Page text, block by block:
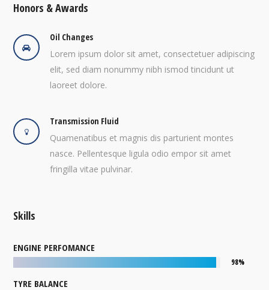
Honors & Awards
Oil Changes
Lorem ipsum dolor sit amet, consectetuer adipiscing
elit, sed diam nonummy nibh ismod tincidunt ut
laoreet dolore.
Transmission Fluid
Quamenatibus et magnis dis parturient montes
nasce. Pellentesque ligula odio empor sit amet
fringilla vitae pulvinar.
Skills
ENGINE PERFOMANCE
98%
TYRE BALANCE